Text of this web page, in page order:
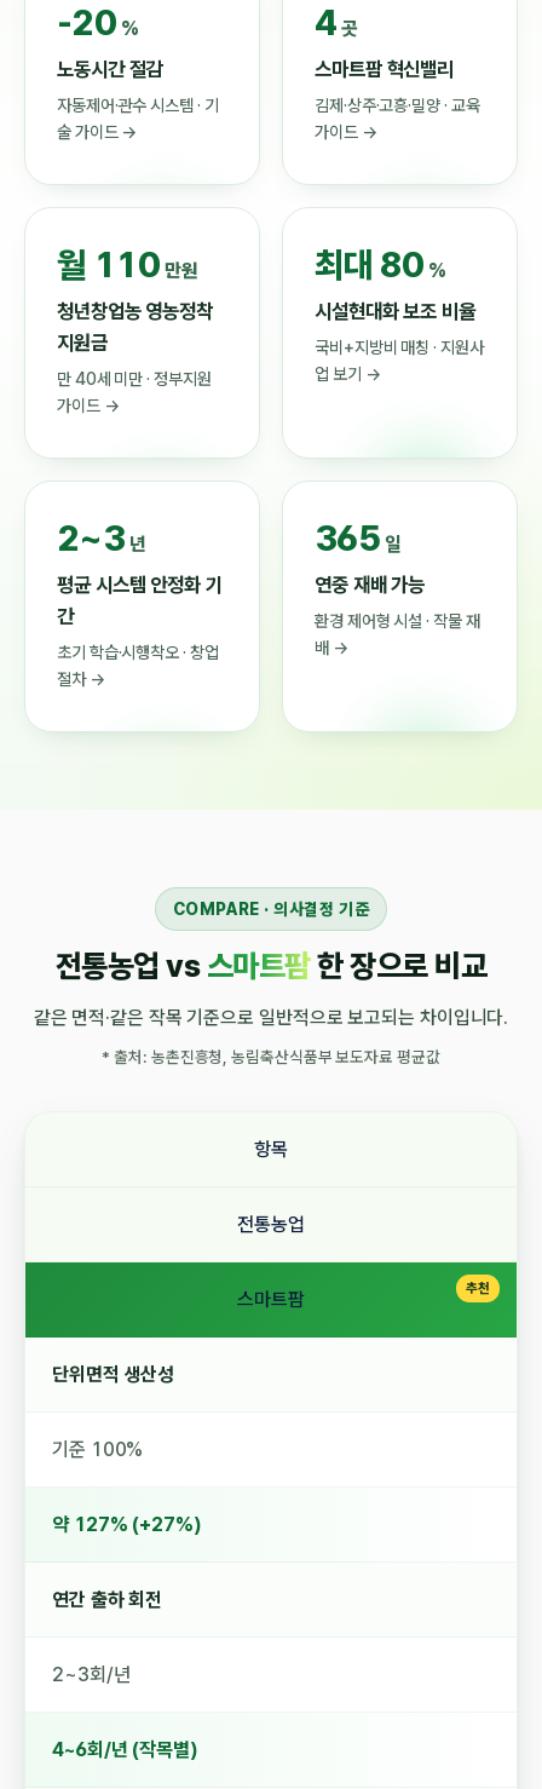
-20 %
노동시간 절감
자동제어·관수 시스템 · 기
술 가이드 →
4 곳
스마트팜 혁신밸리
김제·상주·고흥·밀양 · 교육
가이드 →
월 110 만원
청년창업농 영농정착
지원금
만 40세 미만 · 정부지원
가이드 →
최대 80 %
시설현대화 보조 비율
국비+지방비 매칭 · 지원사
업 보기 →
2~3 년
평균 시스템 안정화 기
간
초기 학습·시행착오 · 창업
절차 →
365 일
연중 재배 가능
환경 제어형 시설 · 작물 재
배 →
COMPARE · 의사결정 기준
전통농업 vs 스마트팜한 장으로 비교
같은 면적·같은 작목 기준으로 일반적으로 보고되는 차이입니다.
* 출처: 농촌진흥청, 농림축산식품부 보도자료 평균값
항목
전통농업
스마트팜
단위면적 생산성
기준 100%
약 127% (+27%)
연간 출하 회전
2~3회/년
4~6회/년 (작목별)